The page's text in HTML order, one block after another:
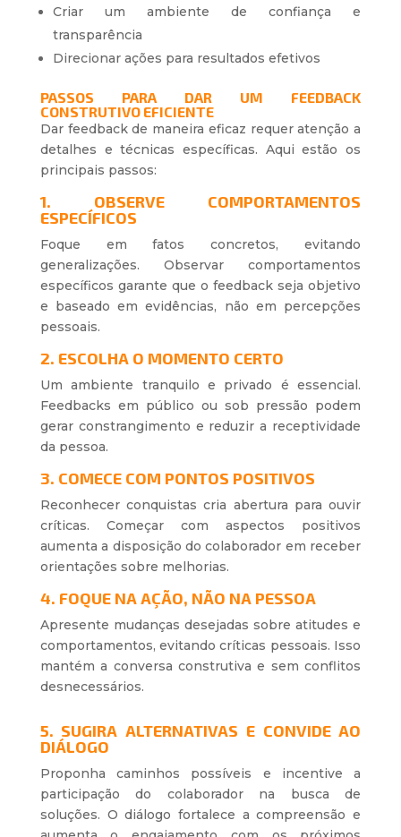
Criar um ambiente de confiança e
transparência
Direcionar ações para resultados efetivos
PASSOS PARA DAR UM FEEDBACK
CONSTRUTIVO EFICIENTE
Dar feedback de maneira eficaz requer atenção a
detalhes e técnicas específicas. Aqui estão os
principais passos:
1. OBSERVE COMPORTAMENTOS
ESPECÍFICOS
Foque em fatos concretos, evitando
generalizações. Observar comportamentos
específicos garante que o feedback seja objetivo
e baseado em evidências, não em percepções
pessoais.
2. ESCOLHA O MOMENTO CERTO
Um ambiente tranquilo e privado é essencial.
Feedbacks em público ou sob pressão podem
gerar constrangimento e reduzir a receptividade
da pessoa.
3. COMECE COM PONTOS POSITIVOS
Reconhecer conquistas cria abertura para ouvir
críticas. Começar com aspectos positivos
aumenta a disposição do colaborador em receber
orientações sobre melhorias.
4. FOQUE NA AÇÃO, NÃO NA PESSOA
Apresente mudanças desejadas sobre atitudes e
comportamentos, evitando críticas pessoais. Isso
mantém a conversa construtiva e sem conflitos
desnecessários.
5. SUGIRA ALTERNATIVAS E CONVIDE AO
DIÁLOGO
Proponha caminhos possíveis e incentive a
participação do colaborador na busca de
soluções. O diálogo fortalece a compreensão e